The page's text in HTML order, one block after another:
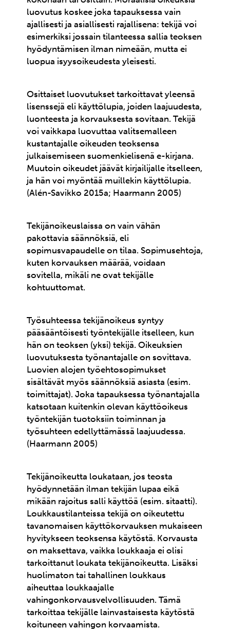
luovutus koskee joka tapauksessa vain
ajallisesti ja asiallisesti rajallisena: tekijä voi
esimerkiksi jossain tilanteessa sallia teoksen
hyödyntämisen ilman nimeään, mutta ei
luopua isyysoikeudesta yleisesti.
Osittaiset luovutukset tarkoittavat yleensä
lisenssejä eli käyttölupia, joiden laajuudesta,
luonteesta ja korvauksesta sovitaan. Tekijä
voi vaikkapa luovuttaa valitsemalleen
kustantajalle oikeuden teoksensa
julkaisemiseen suomenkielisenä e-kirjana.
Muutoin oikeudet jäävät kirjailijalle itselleen,
ja hän voi myöntää muillekin käyttölupia.
(Alén-Savikko 2015a; Haarmann 2005)
Tekijänoikeuslaissa on vain vähän
pakottavia säännöksiä, eli
sopimusvapaudelle on tilaa. Sopimusehtoja,
kuten korvauksen määrää, voidaan
sovitella, mikäli ne ovat tekijälle
kohtuuttomat.
Työsuhteessa tekijänoikeus syntyy
pääsääntöisesti työntekijälle itselleen, kun
hän on teoksen (yksi) tekijä. Oikeuksien
luovutuksesta työnantajalle on sovittava.
Luovien alojen työehtosopimukset
sisältävät myös säännöksiä asiasta (esim.
toimittajat). Joka tapauksessa työnantajalla
katsotaan kuitenkin olevan käyttöoikeus
työntekijän tuotoksiin toiminnan ja
työsuhteen edellyttämässä laajuudessa.
(Haarmann 2005)
Tekijänoikeutta loukataan, jos teosta
hyödynnetään ilman tekijän lupaa eikä
mikään rajoitus salli käyttöä (esim. sitaatti).
Loukkaustilanteissa tekijä on oikeutettu
tavanomaisen käyttökorvauksen mukaiseen
hyvitykseen teoksensa käytöstä. Korvausta
on maksettava, vaikka loukkaaja ei olisi
tarkoittanut loukata tekijänoikeutta. Lisäksi
huolimaton tai tahallinen loukkaus
aiheuttaa loukkaajalle
vahingonkorvausvelvollisuuden. Tämä
tarkoittaa tekijälle lainvastaisesta käytöstä
koituneen vahingon korvaamista.